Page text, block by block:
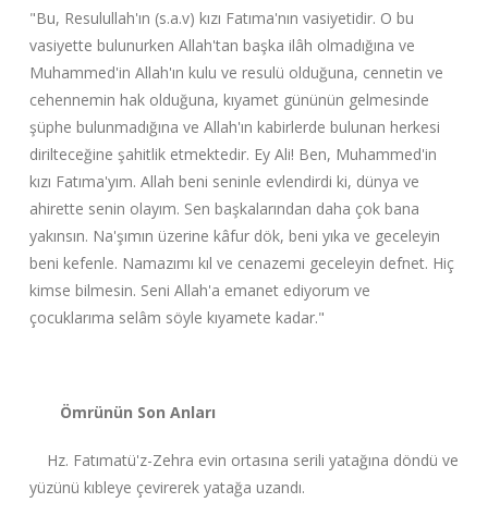
"Bu, Resulullah'ın (s.a.v) kızı Fatıma'nın vasiyetidir. O bu
vasiyette bulunurken Allah'tan başka ilâh olmadığına ve
Muhammed'in Allah'ın kulu ve resulü olduğuna, cennetin ve
cehennemin hak olduğuna, kıyamet gününün gelmesinde
şüphe bulunmadığına ve Allah'ın kabirlerde bulunan herkesi
dirilteceğine şahitlik etmektedir. Ey Ali! Ben, Muhammed'in
kızı Fatıma'yım. Allah beni seninle evlendirdi ki, dünya ve
ahirette senin olayım. Sen başkalarından daha çok bana
yakınsın. Na'şımın üzerine kâfur dök, beni yıka ve geceleyin
beni kefenle. Namazımı kıl ve cenazemi geceleyin defnet. Hiç
kimse bilmesin. Seni Allah'a emanet ediyorum ve
çocuklarıma selâm söyle kıyamete kadar."
Ömrünün Son Anları
Hz. Fatımatü'z-Zehra evin ortasına serili yatağına döndü ve
yüzünü kıbleye çevirerek yatağa uzandı.